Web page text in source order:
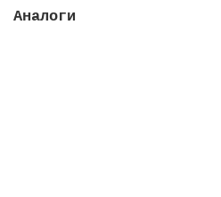
Аналоги